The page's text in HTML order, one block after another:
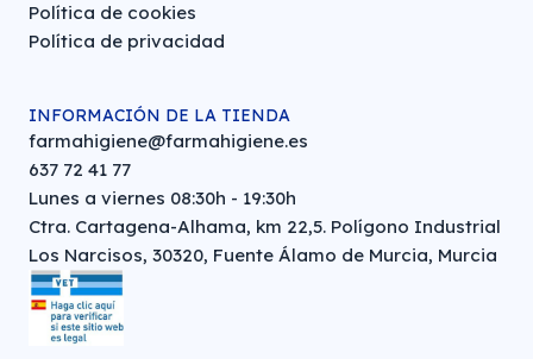
Política de cookies
Política de privacidad
INFORMACIÓN DE LA TIENDA
farmahigiene@farmahigiene.es
637 72 41 77
Lunes a viernes 08:30h - 19:30h
Ctra. Cartagena-Alhama, km 22,5. Polígono Industrial
Los Narcisos, 30320, Fuente Álamo de Murcia, Murcia